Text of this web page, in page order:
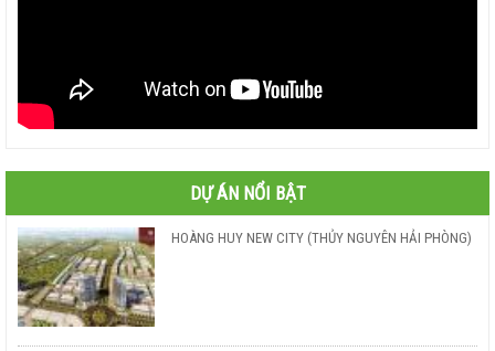
DỰ ÁN NỔI BẬT
HOÀNG HUY NEW CITY (THỦY NGUYÊN HẢI PHÒNG)